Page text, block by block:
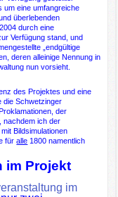
um eine umfangreiche
überlebenden
durch eine
Verfügung stand, und
„endgültige
deren alleinige Nennung in
nun vorsieht.
des Projektes und eine
die Schwetzinger
der
nachdem ich der
Bildsimulationen
füralle 1800 namentlich
im Projekt
im